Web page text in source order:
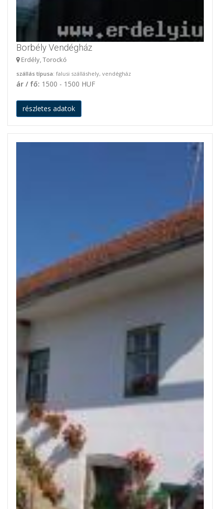
Borbély Vendégház
Erdély, Torockó
szállás típusa: falusi szálláshely, vendégház
ár / fő: 1500 - 1500 HUF
részletes adatok